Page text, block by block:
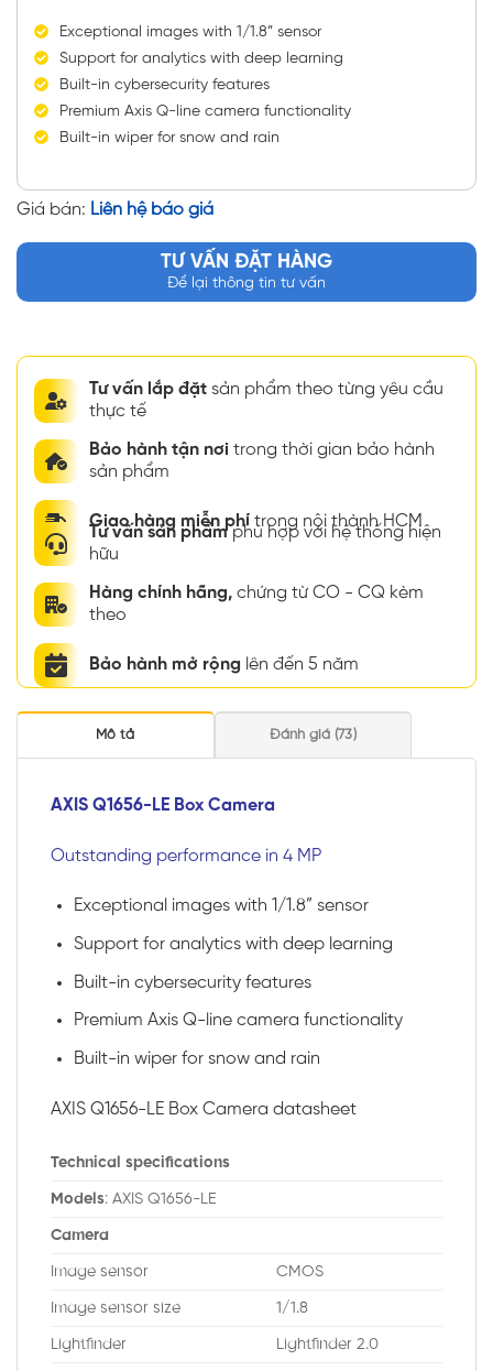
Exceptional images with 1/1.8” sensor
Support for analytics with deep learning
Built-in cybersecurity features
Premium Axis Q-line camera functionality
Built-in wiper for snow and rain
Giá bán: Liên hệ báo giá
TƯ VẤN ĐẶT HÀNG
Để lại thông tin tư vấn
Tư vấn lắp đặt sản phẩm theo từng yêu cầu
thực tế
Bảo hành tận nơi trong thời gian bảo hành
sản phẩm
Giao hàng miễn phí trong nội thành HCM
Tư vấn sản phẩmphù hợp với hệ thống hiện
hữu
Hàng chính hãng, chứng từ CO - CQ kèm
theo
Bảo hành mở rộng lên đến 5 năm
Mô tả Đánh giá (73)
AXIS Q1656-LE Box Camera
Outstanding performance in 4 MP
Exceptional images with 1/1.8” sensor
Support for analytics with deep learning
Built-in cybersecurity features
Premium Axis Q-line camera functionality
Built-in wiper for snow and rain
AXIS Q1656-LE Box Camera datasheet
Technical specifications
Models: AXIS Q1656-LE
Camera
Image sensor CMOS
Image sensor size 1/1.8
Lightfinder Lightfinder 2.0